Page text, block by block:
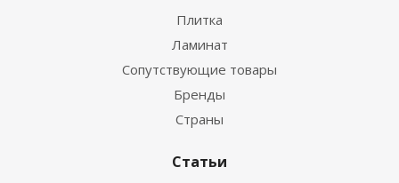
Плитка
Ламинат
Сопутствующие товары
Бренды
Страны
Статьи